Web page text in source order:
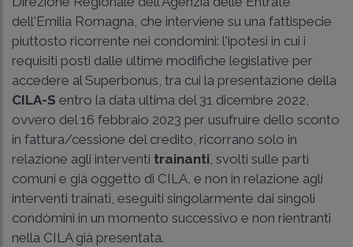
dell'Emilia Romagna, che interviene su una fattispecie
piuttosto ricorrente nei condomini: l'ipotesi in cui i
requisiti posti dalle ultime modifiche legislative per
accedere al Superbonus, tra cui la presentazione della
CILA-S entro la data ultima del 31 dicembre 2022,
ovvero del 16 febbraio 2023 per usufruire dello sconto
in fattura/cessione del credito, ricorrano solo in
relazione agli interventi trainanti , svolti sulle parti
comuni e già oggetto di CILA, e non in relazione agli
interventi trainati, eseguiti singolarmente dai singoli
condòmini in un momento successivo e non rientranti
nella CILA già presentata.